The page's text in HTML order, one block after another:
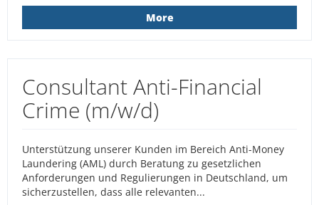
More
Consultant Anti-Financial
Crime (m/w/d)
Unterstützung unserer Kunden im Bereich Anti-Money
Laundering (AML) durch Beratung zu gesetzlichen
Anforderungen und Regulierungen in Deutschland, um
sicherzustellen, dass alle relevanten...